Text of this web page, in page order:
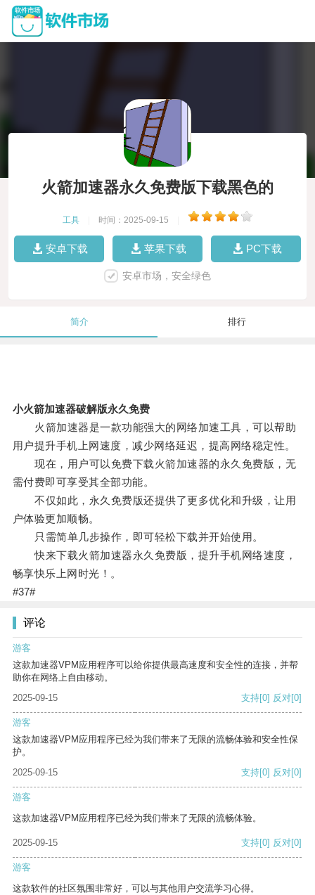
火箭加速器永久免费版下载黑色的
工具 时间：2025-09-15
安卓下载 苹果下载 PC下载
安卓市场，安全绿色
简介 排行
小火箭加速器破解版永久免费
火箭加速器是一款功能强大的网络加速工具，可以帮助
用户提升手机上网速度，减少网络延迟，提高网络稳定性。
现在，用户可以免费下载火箭加速器的永久免费版，无
需付费即可享受其全部功能。
不仅如此，永久免费版还提供了更多优化和升级，让用
户体验更加顺畅。
只需简单几步操作，即可轻松下载并开始使用。
快来下载火箭加速器永久免费版，提升手机网络速度，
畅享快乐上网时光！。
#37#
评论
游客
这款加速器VPM应用程序可以给你提供最高速度和安全性的连接，并帮
助你在网络上自由移动。
2025-09-15
支持[0] 反对[0]
游客
这款加速器VPM应用程序已经为我们带来了无限的流畅体验和安全性保
护。
2025-09-15
支持[0] 反对[0]
游客
这款加速器VPM应用程序已经为我们带来了无限的流畅体验。
2025-09-15 支持[0] 反对[0]
游客
这款软件的社区氛围非常好，可以与其他用户交流学习心得。